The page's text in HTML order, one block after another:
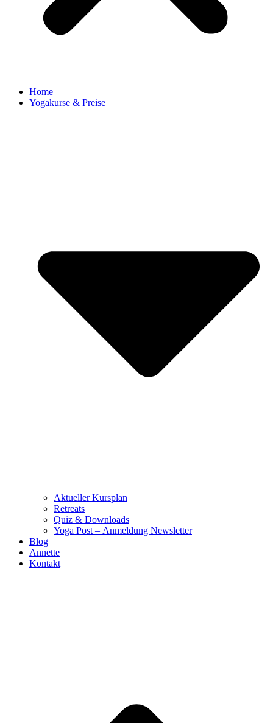
Home
Yogakurse & Preise
Aktueller Kursplan
Retreats
Quiz & Downloads
Yoga Post – Anmeldung Newsletter
Blog
Annette
Kontakt